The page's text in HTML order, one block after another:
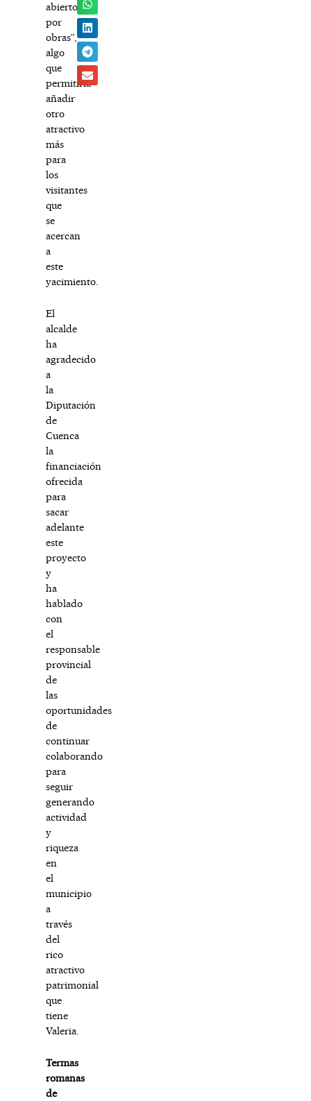
abierto
por
obras”,
algo
que
permitiría
añadir
otro
atractivo
más
para
los
visitantes
que
se
acercan
a
este
yacimiento.
El
alcalde
ha
agradecido
a
la
Diputación
de
Cuenca
la
financiación
ofrecida
para
sacar
adelante
este
proyecto
y
ha
hablado
con
el
responsable
provincial
de
las
oportunidades
de
continuar
colaborando
para
seguir
generando
actividad
y
riqueza
en
el
municipio
a
través
del
rico
atractivo
patrimonial
que
tiene
Valeria.
Termas
romanas
de